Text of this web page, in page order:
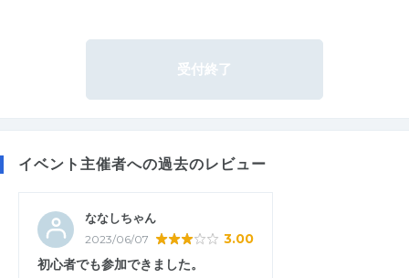
受付終了
イベント主催者への過去のレビュー
ななしちゃん
2023/06/07 3.00
初心者でも参加できました。